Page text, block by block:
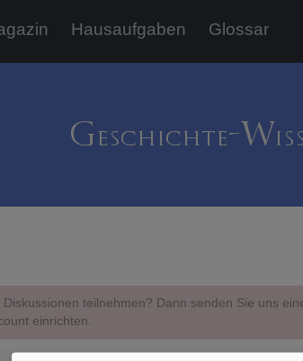
Hausaufgaben Glossar
teilnehmen? Dann senden Sie uns
einrichten.